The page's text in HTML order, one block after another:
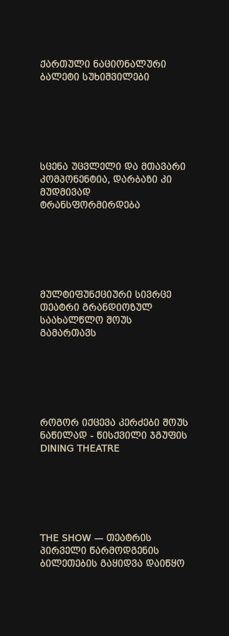
ᲥᲐᲠᲗᲣᲚᲘ ᲜᲐᲪᲘᲝᲜᲐᲚᲣᲠᲘ
ᲑᲐᲚᲔᲢᲘ ᲡᲣᲮᲘᲨᲕᲘᲚᲔᲑᲘ
ᲡᲪᲔᲜᲐ ᲣᲪᲕᲚᲔᲚᲘ ᲓᲐ ᲛᲗᲐᲕᲐᲠᲘ
ᲙᲝᲛᲞᲝᲜᲔᲜᲢᲘᲐ, ᲓᲐᲠᲑᲐᲖᲘ ᲙᲘ
ᲛᲣᲓᲛᲘᲕᲐᲓ
ᲢᲠᲐᲜᲡᲤᲝᲠᲛᲘᲠᲓᲔᲑᲐ
ᲛᲣᲚᲢᲘᲤᲣᲜᲥᲪᲘᲣᲠᲘ ᲡᲘᲕᲠᲪᲔ
ᲗᲔᲐᲢᲠᲘ ᲒᲠᲐᲜᲓᲘᲝᲖᲣᲚ
ᲡᲐᲐᲮᲐᲚᲬᲚᲝ ᲨᲝᲣᲡ
ᲒᲐᲛᲐᲠᲗᲐᲕᲡ
ᲠᲝᲒᲝᲠ ᲘᲥᲪᲔᲕᲐ ᲙᲔᲠᲫᲔᲑᲘ ᲨᲝᲣᲡ
ᲜᲐᲬᲘᲚᲐᲓ - ᲬᲘᲡᲥᲕᲘᲚᲘ ᲯᲒᲣᲤᲘᲡ
DINING THEATRE
THE SHOW — ᲗᲔᲐᲢᲠᲘᲡ
ᲞᲘᲠᲕᲔᲚᲘ ᲬᲐᲠᲛᲝᲓᲒᲔᲜᲘᲡ
ᲑᲘᲚᲔᲗᲔᲑᲘᲡ ᲒᲐᲧᲘᲓᲕᲐ ᲓᲐᲘᲬᲧᲝ